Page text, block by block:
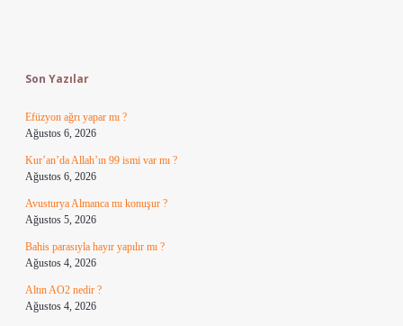
Son Yazılar
Efüzyon ağrı yapar mı ?
Ağustos 6, 2026
Kur’an’da Allah’ın 99 ismi var mı ?
Ağustos 6, 2026
Avusturya Almanca mı konuşur ?
Ağustos 5, 2026
Bahis parasıyla hayır yapılır mı ?
Ağustos 4, 2026
Altın AO2 nedir ?
Ağustos 4, 2026